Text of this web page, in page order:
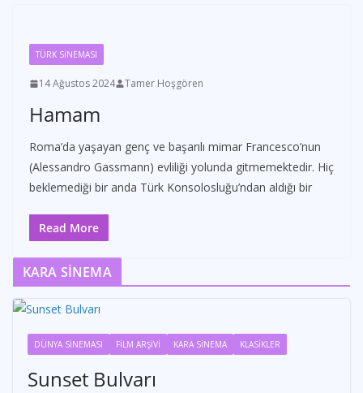
TÜRK SİNEMASI
14 Ağustos 2024 Tamer Hoşgören
Hamam
Roma’da yaşayan genç ve başarılı mimar Francesco’nun
(Alessandro Gassmann) evliliği yolunda gitmemektedir. Hiç
beklemediği bir anda Türk Konsolosluğu’ndan aldığı bir
Read More
KARA SİNEMA
DÜNYA SİNEMASI FİLM ARŞİVİ KARA SİNEMA KLASİKLER
Sunset Bulvarı